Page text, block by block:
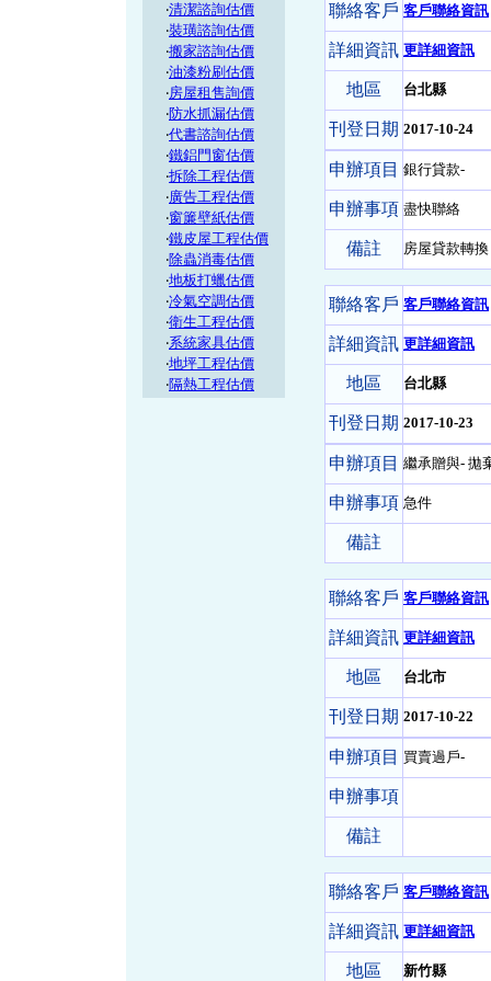
‧清潔諮詢估價
‧裝璜諮詢估價
‧搬家諮詢估價
‧油漆粉刷估價
‧房屋租售詢價
‧防水抓漏估價
‧代書諮詢估價
‧鐵鋁門窗估價
‧拆除工程估價
‧廣告工程估價
‧窗簾壁紙估價
‧鐵皮屋工程估價
‧除蟲消毒估價
‧地板打蠟估價
‧冷氣空調估價
‧衛生工程估價
‧系統家具估價
‧地坪工程估價
‧隔熱工程估價
聯絡客戶 客戶聯絡資訊
詳細資訊 更詳細資訊
地區 台北縣
刊登日期 2017-10-24
申辦項目 銀行貸款-
申辦事項 盡快聯絡
備註 房屋貸款轉
聯絡客戶 客戶聯絡資訊
詳細資訊 更詳細資訊
地區 台北縣
刊登日期 2017-10-23
申辦項目 繼承贈與- 拋
申辦事項 急件
備註
聯絡客戶 客戶聯絡資訊
詳細資訊 更詳細資訊
地區 台北市
刊登日期 2017-10-22
申辦項目 買賣過戶-
申辦事項
備註
聯絡客戶 客戶聯絡資訊
詳細資訊 更詳細資訊
地區 新竹縣